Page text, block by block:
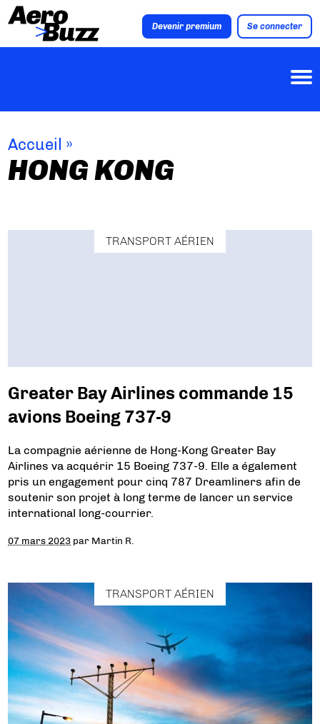
Devenir premium Se connecter
Accueil »
HONG KONG
TRANSPORT AÉRIEN
Greater Bay Airlines commande 15
avions Boeing 737-9
La compagnie aérienne de Hong-Kong Greater Bay
Airlines va acquérir 15 Boeing 737-9. Elle a également
pris un engagement pour cinq 787 Dreamliners afin de
soutenir son projet à long terme de lancer un service
international long-courrier.
07 mars 2023 par Martin R.
TRANSPORT AÉRIEN